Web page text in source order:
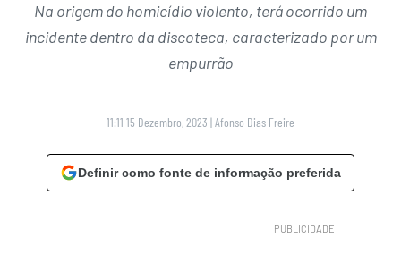
Na origem do homicídio violento, terá ocorrido um
incidente dentro da discoteca, caracterizado por um
empurrão
11:11 15 Dezembro, 2023 |Afonso Dias Freire
Definir como fonte de informação preferida